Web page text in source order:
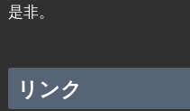
是非。
リンク